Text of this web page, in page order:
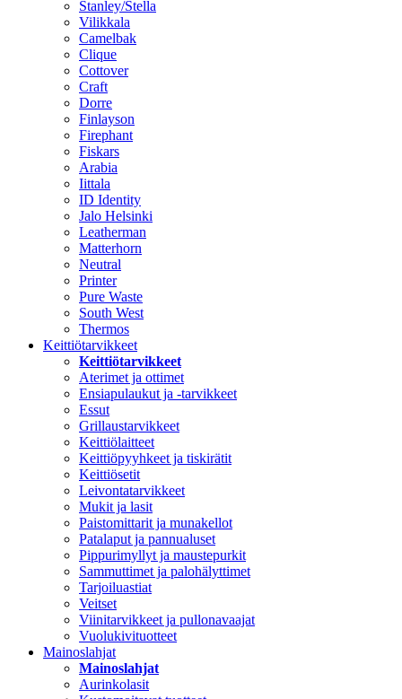
Stanley/Stella
Vilikkala
Camelbak
Clique
Cottover
Craft
Dorre
Finlayson
Firephant
Fiskars
Arabia
Iittala
ID Identity
Jalo Helsinki
Leatherman
Matterhorn
Neutral
Printer
Pure Waste
South West
Thermos
Keittiötarvikkeet
Keittiötarvikkeet
Aterimet ja ottimet
Ensiapulaukut ja -tarvikkeet
Essut
Grillaustarvikkeet
Keittiölaitteet
Keittiöpyyhkeet ja tiskirätit
Keittiösetit
Leivontatarvikkeet
Mukit ja lasit
Paistomittarit ja munakellot
Patalaput ja pannualuset
Pippurimyllyt ja maustepurkit
Sammuttimet ja palohälyttimet
Tarjoiluastiat
Veitset
Viinitarvikkeet ja pullonavaajat
Vuolukivituotteet
Mainoslahjat
Mainoslahjat
Aurinkolasit